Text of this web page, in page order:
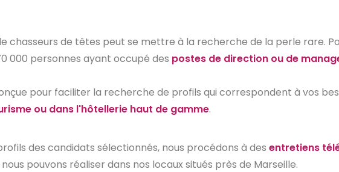
chasseurs de têtes peut se mettre à la recherche de la perle rare.
000 personnes ayant occupé des postes de direction ou de
pour faciliter la recherche de profils qui correspondent à vos
ou dans l'hôtellerie haut de gamme.
des candidats sélectionnés, nous procédons à des entretiens
pouvons réaliser dans nos locaux situés près de Marseille.